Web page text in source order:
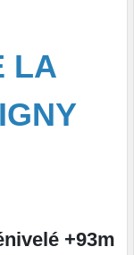
LA
+93m